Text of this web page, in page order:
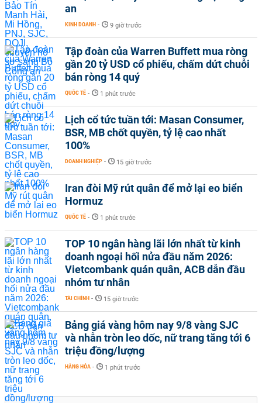
an
KINH DOANH - 9 giờ trước
Tập đoàn của Warren Buffett mua ròng
gần 20 tỷ USD cổ phiếu, chấm dứt chuỗi
bán ròng 14 quý
QUỐC TẾ - 1 phút trước
Lịch cổ tức tuần tới: Masan Consumer,
BSR, MB chốt quyền, tỷ lệ cao nhất
100%
DOANH NGHIỆP - 15 giờ trước
Iran đòi Mỹ rút quân để mở lại eo biển
Hormuz
QUỐC TẾ - 1 phút trước
TOP 10 ngân hàng lãi lớn nhất từ kinh
doanh ngoại hối nửa đầu năm 2026:
Vietcombank quán quân, ACB dẫn đầu
nhóm tư nhân
TÀI CHÍNH - 15 giờ trước
Bảng giá vàng hôm nay 9/8 vàng SJC
và nhẫn tròn leo dốc, nữ trang tăng tới 6
triệu đồng/lượng
HÀNG HÓA - 1 phút trước